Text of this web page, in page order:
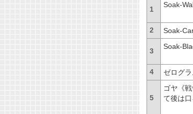
1
Soak-
2
Soak-
3
Soak-
4 ゼログ
5
ゴヤ《
て後は口